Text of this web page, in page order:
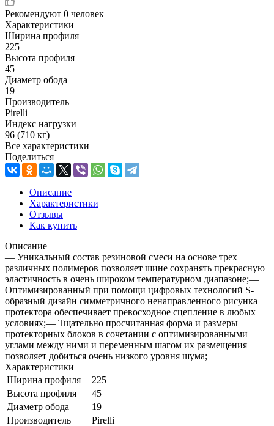
Рекомендуют 0 человек
Характеристики
Ширина профиля
225
Высота профиля
45
Диаметр обода
19
Производитель
Pirelli
Индекс нагрузки
96 (710 кг)
Все характеристики
Поделиться
Описание
Характеристики
Отзывы
Как купить
Описание
— Уникальный состав резиновой смеси на основе трех
различных полимеров позволяет шине сохранять прекрасную
эластичность в очень широком температурном диапазоне;—
Оптимизированный при помощи цифровых технологий S-
образный дизайн симметричного ненаправленного рисунка
протектора обеспечивает превосходное сцепление в любых
условиях;— Тщательно просчитанная форма и размеры
протекторных блоков в сочетании с оптимизированными
углами между ними и переменным шагом их размещения
позволяет добиться очень низкого уровня шума;
Характеристики
Ширина профиля
225
Высота профиля
45
Диаметр обода
19
Производитель
Pirelli